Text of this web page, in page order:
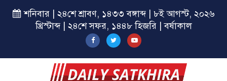
শনিবার | ২৪শে শ্রাবণ, ১৪৩৩ বঙ্গাব্দ | ৮ই আগস্ট, ২০২৬
খ্রিস্টাব্দ | ২৪শে সফর, ১৪৪৮ হিজরি | বর্ষাকাল